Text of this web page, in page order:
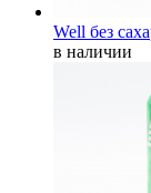
Well без
в наличии